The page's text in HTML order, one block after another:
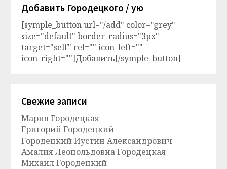
Добавить Городецкого / ую
[symple_button url="/add" color="grey"
size="default" border_radius="3px"
target="self" rel="" icon_left=""
icon_right=""]Добавить[/symple_button]
Свежие записи
Мария Городецкая
Григорий Городецкий
Городецкий Иустин Александрович
Амалия Леопольдовна Городецкая
Михаил Городецкий